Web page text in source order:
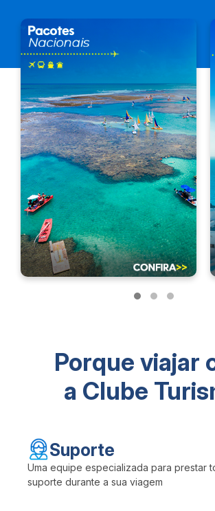
Porque viajar
a Clube
Suporte
Uma equipe especializada para prestar
suporte durante a sua viagem